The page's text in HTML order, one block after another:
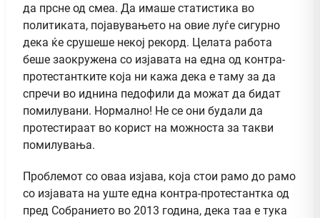
да прсне од смеа. Да имаше статистика во
политиката, појавувањето на овие луѓе сигурно
дека ќе срушеше некој рекорд. Целата работа
беше заокружена со изјавата на една од контра-
протестантките која ни кажа дека е таму за да
спречи во иднина педофили да можат да бидат
помилувани. Нормално! Не се они будали да
протестираат во корист на можноста за такви
помилувања.
Проблемот со оваа изјава, која стои рамо до рамо
со изјавата на уште една контра-протестантка од
пред Собранието во 2013 година, дека таа е тука